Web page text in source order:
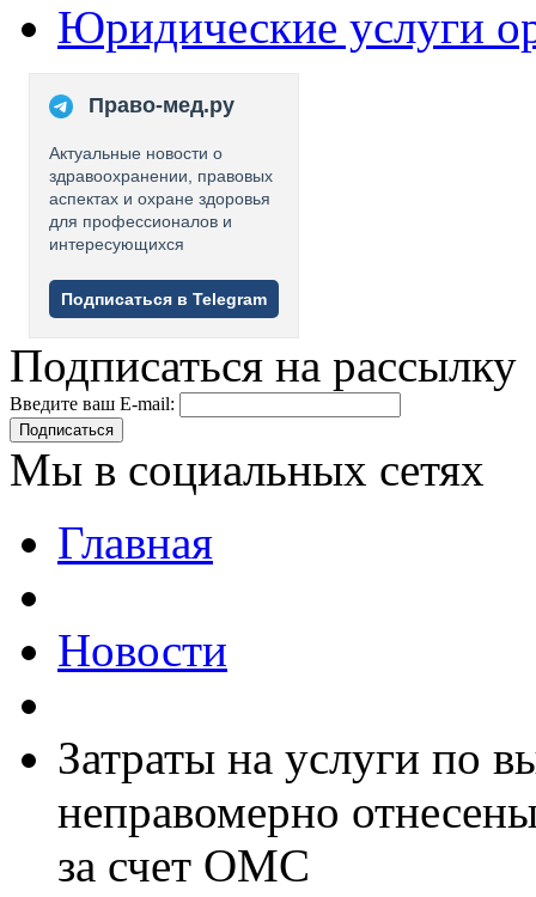
Юридические услуги
Право-мед.ру
Актуальные новости о
здравоохранении, правовых
аспектах и охране здоровья
для профессионалов и
интересующихся
Подписаться в Telegram
Подписаться на рассылку
Введите ваш E-mail:
Подписаться
Мы в социальных сетях
Главная
Новости
Затраты на услуги по
неправомерно
за счет ОМС